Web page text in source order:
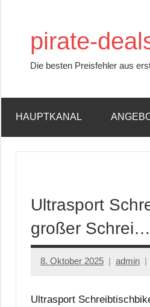
springenpirate-
Die besten Preisfehler aus
HAUPTKANAL
Ultrasport
großer Schrei…
8. Oktober 2025 admin
Ultrasport